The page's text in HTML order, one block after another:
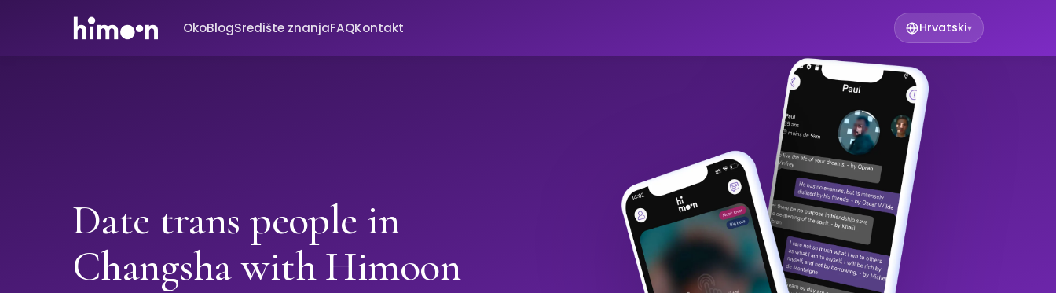
OkoBlogSredište znanjaFAQKontakt Hrvatski▾
Date trans people in
Changsha with Himoon